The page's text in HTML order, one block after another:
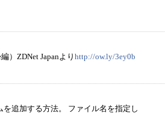
）ZDNet Japanよりhttp://ow.ly/3ey0b
追加する方法。 ファイル名を指定し